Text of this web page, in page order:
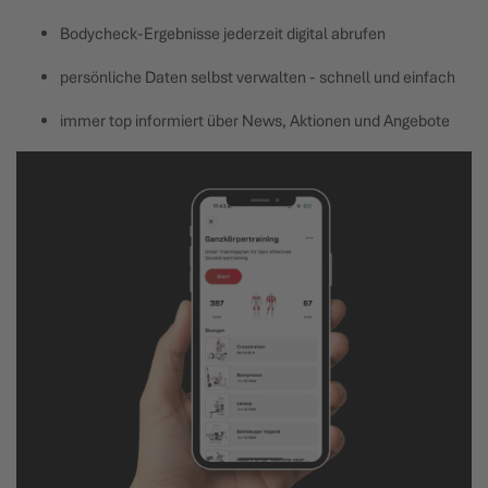
Bodycheck-Ergebnisse jederzeit digital abrufen
persönliche Daten selbst verwalten - schnell und einfach
immer top informiert über News, Aktionen und Angebote